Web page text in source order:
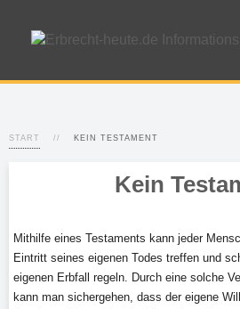
START KEIN TESTAMENT
Kein
Mithilfe eines Testaments kann jeder
Eintritt seines eigenen Todes treffen und
eigenen Erbfall regeln. Durch eine solche
kann man sichergehen, dass der eigene